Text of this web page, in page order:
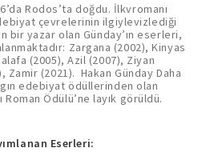
Rodos’ta doğdu. İlkvromanı
çevrelerinin ilgiylevizlediği
yazar olan Günday’ın eserleri,
Zargana (2002), Kinyas
(2005), Azil (2007), Ziyan
Zamir (2021). Hakan Günday Daha
edebiyat ödüllerinden olan
Roman Ödülü’ne layık görüldü.
Eserleri: